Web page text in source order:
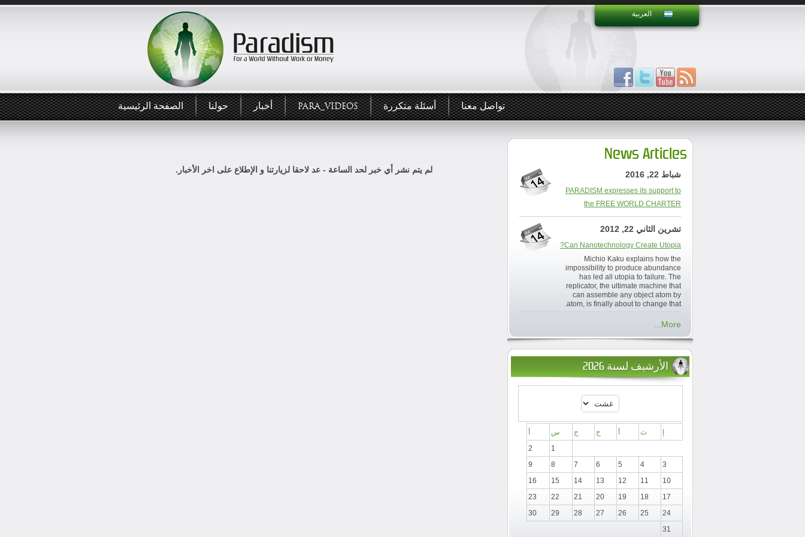
العربية
الصفحة الرئيسية حولنا أخبار PARA_VIDEOS أسئلة متكررة تواصل معنا
لم يتم نشر أي خبر لحد الساعة - عد لاحقا لزيارتنا و الإطلاع على اخر الأخبار.
News Articles
شباط 22, 2016
PARADISM expresses its support to
the FREE WORLD CHARTER
تشرين الثاني 22, 2012
Can Nanotechnology Create Utopia?
Michio Kaku explains how the
impossibility to produce abundance
has led all utopia to failure. The
replicator, the ultimate machine that
can assemble any object atom by
atom, is finally about to change that.
More...
الأرشيف لسنة 2026
ث خ ج س
1
2
3
4
5
6
7
8
9
10
11
12
13
14
15
16
17
18
19
20
21
22
23
24
25
26
27
28
29
30
31